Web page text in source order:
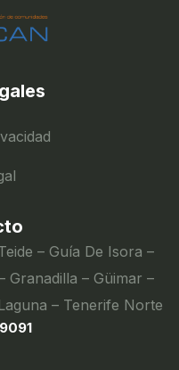
– Guía De Isora –
Granadilla – Güimar –
– Tenerife Norte